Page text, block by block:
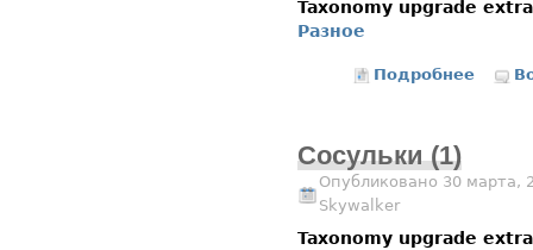
Taxonomy upgrade
Разное
Подробнее о
Сосульки (1)
Опубликовано 30 марта,
Skywalker
Taxonomy upgrade